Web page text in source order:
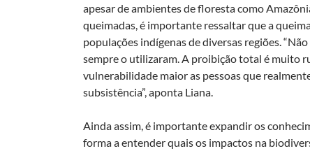
apesar de ambientes de floresta como
queimadas, é importante ressaltar que a
populações indígenas de diversas regiões.
sempre o utilizaram. A proibição total é muito
vulnerabilidade maior as pessoas que
subsistência”, aponta Liana.
Ainda assim, é importante expandir os
forma a entender quais os impactos na